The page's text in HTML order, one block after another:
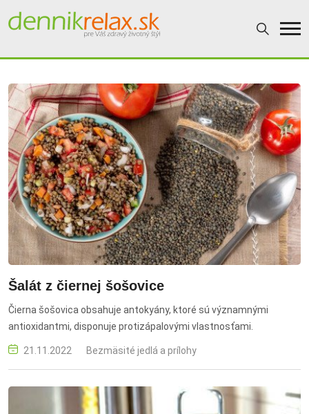
Dennikrelax
Šalát z čiernej šošovice
Čierna šošovica obsahuje antokyány, ktoré sú významnými
antioxidantmi, disponuje protizápalovými vlastnosťami.
21.11.2022 Bezmäsité jedlá a prílohy